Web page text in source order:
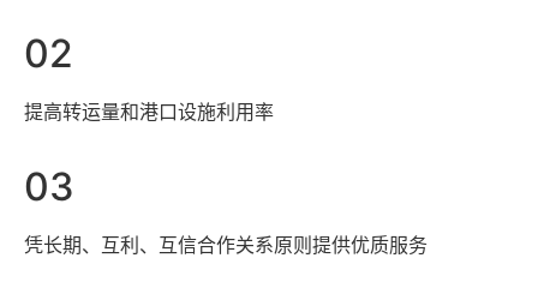
02
提高转运量和港口设施利用率
03
凭长期、互利、互信合作关系原则提供优质服务